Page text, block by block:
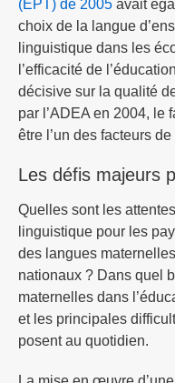
(EPT) de 2005 avait
choix de la langue
linguistique dans les
l’efficacité de
décisive sur la qualité
par l’ADEA en 2004, le
être l’un des facteurs
Les défis majeurs
Quelles sont les
linguistique pour les
des langues
nationaux ? Dans quel
maternelles dans
et les principales
posent au quotidien.